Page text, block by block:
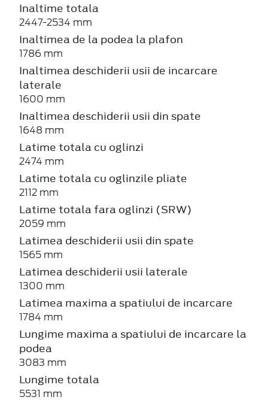
Inaltime totala
2447-2534 mm
Inaltimea de la podea la plafon
1786 mm
Inaltimea deschiderii usii de incarcare
laterale
1600 mm
Inaltimea deschiderii usii din spate
1648 mm
Latime totala cu oglinzi
2474 mm
Latime totala cu oglinzile pliate
2112 mm
Latime totala fara oglinzi (SRW)
2059 mm
Latimea deschiderii usii din spate
1565 mm
Latimea deschiderii usii laterale
1300 mm
Latimea maxima a spatiului de incarcare
1784 mm
Lungime maxima a spatiului de incarcare la
podea
3083 mm
Lungime totala
5531 mm